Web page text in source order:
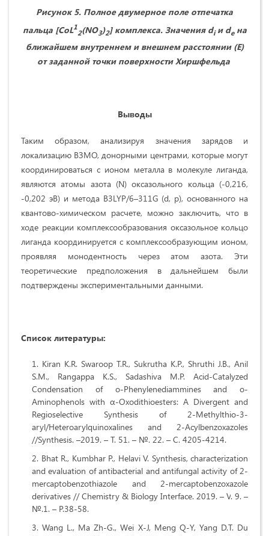
Рисунок 5. Полное двумерное поле отпечатка
пальца [CoL1
2(NO3)2] комплекса. Значения diи deна
ближайшем внутреннем и внешнем расстоянии (E)
от заданной точки поверхности Хиршфельда
Выводы
Таким образом, анализируя значения зарядов и
локализацию ВЗМО, донорными центрами, которые могут
координироваться с ионом металла в молекуле лиганда,
являются атомы азота (N) оксазольного кольца (-0,216,
-0,202 эВ) и метода B3LYP/6–311G (d, p), основанного на
квантово-химическом расчете, можно заключить, что в
ходе реакции комплексообразования оксазольное кольцо
лиганда координируется с комплексообразующим ионом,
проявляя монодентность через атом азота. Эти
теоретические предположения в дальнейшем были
подтверждены экспериментальными данными.
Список литературы:
Kiran K.R. Swaroop T.R., Sukrutha K.P., Shruthi J.B., Anil
S.M., Rangappa K.S., Sadashiva M.P. Acid-Catalyzed
Condensation of o-Phenylenediammines and o-
Aminophenols with α-Oxodithioesters: A Divergent and
Regioselective Synthesis of 2-Methylthio-3-
aryl/Heteroarylquinoxalines and 2-Acylbenzoxazoles
//Synthesis. –2019. – Т. 51. – №. 22. – С. 4205-4214.
Bhat R., Kumbhar P., Helavi V. Synthesis, characterization
and evaluation of antibacterial and antifungal activity of 2-
mercaptobenzothiazole and 2-mercaptobenzoxazole
derivatives // Chemistry & Biology Interface. 2019. – V. 9. –
№.1. – P.38-58.
Wang L., Ma Zh-G., Wei X-J, Meng Q-Y, Yang D.T. Du